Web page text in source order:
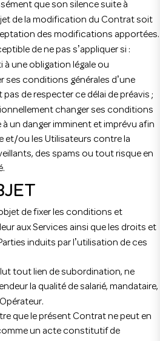
que son silence suite à
de la modification du Contrat soit
des modifications apportées.
de ne pas s’appliquer si :
une obligation légale ou
ses conditions générales d ’une
pas de respecter ce délai de préavis ;
changer ses conditions
à un danger imminent et imprévu afin
et/ou les Utilisateurs contre la
des spams ou tout risque en
de fixer les conditions et
aux Services ainsi que les droits et
induits par l ’utilisation de ces
tout lien de subordination, ne
la qualité de salarié, mandataire,
Opérateur.
que le présent Contrat ne peut en
un acte constitutif de